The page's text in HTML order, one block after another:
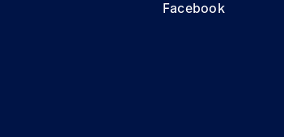
Facebook